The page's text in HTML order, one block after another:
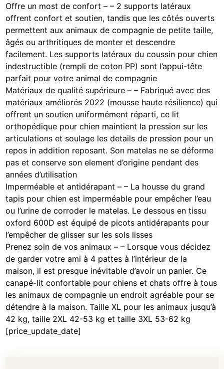
Offre un most de confort – – 2 supports latéraux
offrent confort et soutien, tandis que les côtés ouverts
permettent aux animaux de compagnie de petite taille,
âgés ou arthritiques de monter et descendre
facilement. Les supports latéraux du coussin pour chien
indestructible (rempli de coton PP) sont l’appui-tête
parfait pour votre animal de compagnie
Matériaux de qualité supérieure – – Fabriqué avec des
matériaux améliorés 2022 (mousse haute résilience) qui
offrent un soutien uniformément réparti, ce lit
orthopédique pour chien maintient la pression sur les
articulations et soulage les details de pression pour un
repos in addition reposant. Son matelas ne se déforme
pas et conserve son element d’origine pendant des
années d’utilisation
Imperméable et antidérapant – – La housse du grand
tapis pour chien est imperméable pour empêcher l’eau
ou l’urine de corroder le matelas. Le dessous en tissu
oxford 600D est équipé de picots antidérapants pour
l’empêcher de glisser sur les sols lisses
Prenez soin de vos animaux – – Lorsque vous décidez
de garder votre ami à 4 pattes à l’intérieur de la
maison, il est presque inévitable d’avoir un panier. Ce
canapé-lit confortable pour chiens et chats offre à tous
les animaux de compagnie un endroit agréable pour se
détendre à la maison. Taille XL pour les animaux jusqu’à
42 kg, taille 2XL 42-53 kg et taille 3XL 53-62 kg
[price_update_date]